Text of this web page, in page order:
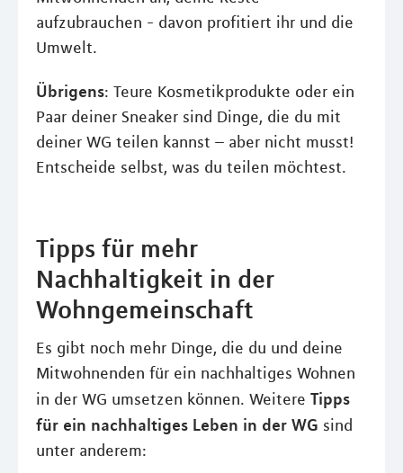
aufzubrauchen - davon profitiert ihr und die
Umwelt.
Übrigens: Teure Kosmetikprodukte oder ein
Paar deiner Sneaker sind Dinge, die du mit
deiner WG teilen kannst – aber nicht musst!
Entscheide selbst, was du teilen möchtest.
Tipps für mehr
Nachhaltigkeit in der
Wohngemeinschaft
Es gibt noch mehr Dinge, die du und deine
Mitwohnenden für ein nachhaltiges Wohnen
in der WG umsetzen können. Weitere Tipps
für ein nachhaltiges Leben in der WG sind
unter anderem: